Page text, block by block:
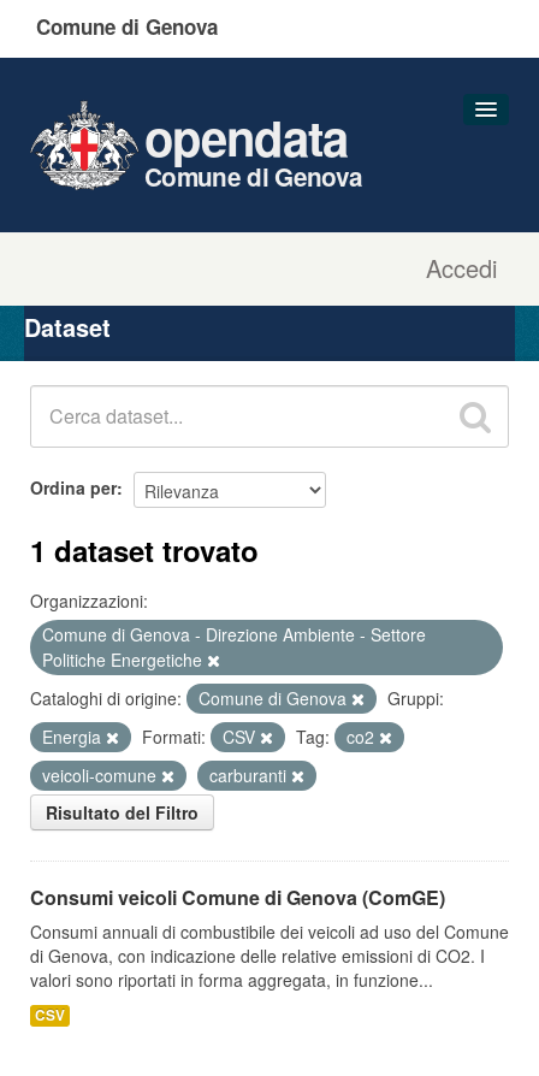
Comune di Genova
Accedi
opendata
Comune di Genova
Organizzazioni
Gruppi
Dataset
Ordina per
1 dataset trovato
Organizzazioni:
Comune di Genova - Direzione Ambiente - Settore
Politiche Energetiche
Cataloghi di origine:
Comune di Genova
Gruppi:
Energia
Formati: CSV Tag:
co2
veicoli-comune
carburanti
Risultato del Filtro
Consumi veicoli Comune di Genova (ComGE)
Consumi annuali di combustibile dei veicoli ad uso del Comune
di Genova, con indicazione delle relative emissioni di CO2. I
valori sono riportati in forma aggregata, in funzione...
CSV